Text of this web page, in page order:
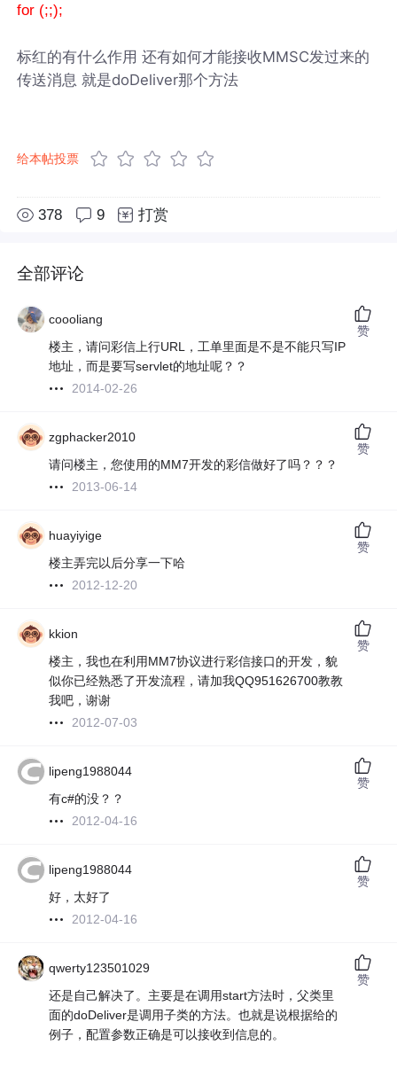
for (;;);
标红的有什么作用 还有如何才能接收MMSC发过来的
传送消息 就是doDeliver那个方法
给本帖投票
378 9 打赏
全部评论
coooliang
楼主，请问彩信上行URL，工单里面是不是不能只写IP
地址，而是要写servlet的地址呢？？
2014-02-26
赞
zgphacker2010
请问楼主，您使用的MM7开发的彩信做好了吗？？？
2013-06-14
赞
huayiyige
楼主弄完以后分享一下哈
2012-12-20
赞
kkion
楼主，我也在利用MM7协议进行彩信接口的开发，貌
似你已经熟悉了开发流程，请加我QQ951626700教教
我吧，谢谢
2012-07-03
赞
lipeng1988044
有c#的没？？
2012-04-16
赞
lipeng1988044
好，太好了
2012-04-16
赞
qwerty123501029
还是自己解决了。主要是在调用start方法时，父类里
面的doDeliver是调用子类的方法。也就是说根据给的
例子，配置参数正确是可以接收到信息的。
赞